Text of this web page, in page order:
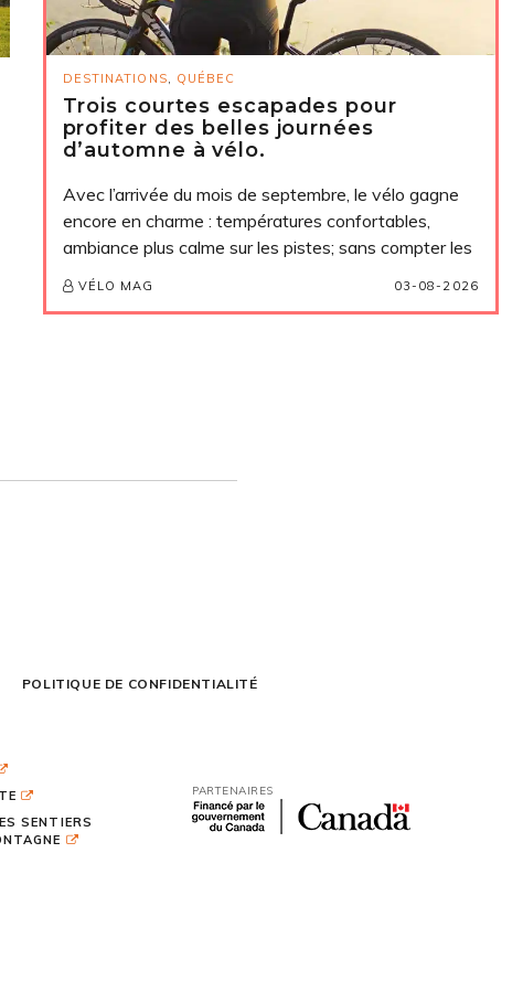
DESTINATIONS, QUÉBEC
Trois courtes escapades pour
profiter des belles journées
d’automne à vélo.
Avec l’arrivée du mois de septembre, le vélo gagne
encore en charme : températures confortables,
ambiance plus calme sur les pistes; sans compter les
VÉLO MAG 03-08-2026
POLITIQUE DE CONFIDENTIALITÉ
SENTIERS
PARTENAIRES